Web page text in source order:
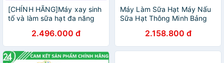
[CHÍNH HÃNG]Máy xay sinh
tố và làm sữa hạt đa năng
Máy làm sữa hạt Tefal
2.496.000 đ
Máy Làm Sữa Hạt Máy Nấu
Sữa Hạt Thông Minh Bảng
- Hàng Chính Hãng
2.158.800 đ